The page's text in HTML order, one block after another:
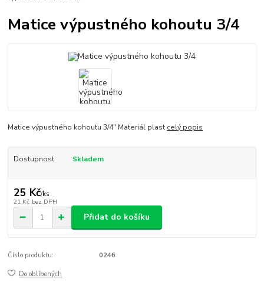
Matice výpustného kohoutu 3/4
Matice výpustného kohoutu 3/4" Materiál plast celý popis
Dostupnost Skladem
25 Kč/ks
21 Kč bez DPH
Přidat do košíku
Číslo produktu: 0246
Do oblíbených